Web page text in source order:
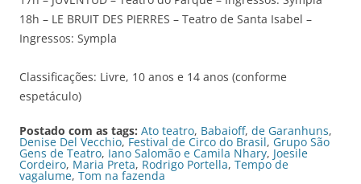
18h – LE BRUIT DES PIERRES – Teatro de Santa Isabel –
Ingressos: Sympla
Classificações: Livre, 10 anos e 14 anos (conforme
espetáculo)
Postado com as tags: Ato teatro, Babaioff, de Garanhuns,
Denise Del Vecchio,Festival de Circo do Brasil, Grupo São
Gens de Teatro, Iano Salomão e Camila Nhary, Joesile
Cordeiro, Maria Preta, Rodrigo Portella, Tempo de
vagalume, Tom na fazenda